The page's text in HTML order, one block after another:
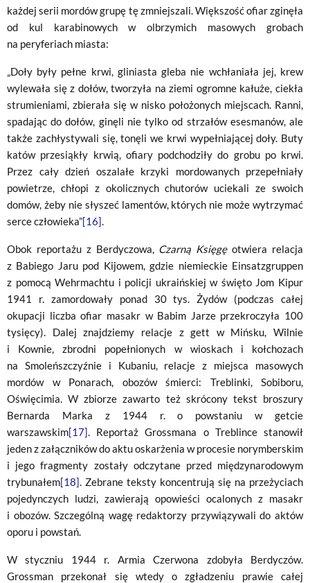
każdej serii mordów grupę tę zmniejszali. Większość ofiar zginęła
od kul karabinowych w olbrzymich masowych grobach
na peryferiach miasta:
„Doły były pełne krwi, gliniasta gleba nie wchłaniała jej, krew
wylewała się z dołów, tworzyła na ziemi ogromne kałuże, ciekła
strumieniami, zbierała się w nisko położonych miejscach. Ranni,
spadając do dołów, ginęli nie tylko od strzałów esesmanów, ale
także zachłystywali się, tonęli we krwi wypełniającej doły. Buty
katów przesiąkły krwią, ofiary podchodziły do grobu po krwi.
Przez cały dzień oszalałe krzyki mordowanych przepełniały
powietrze, chłopi z okolicznych chutorów uciekali ze swoich
domów, żeby nie słyszeć lamentów, których nie może wytrzymać
serce człowieka”[16]
Obok reportażu z Berdyczowa, Czarną Księgęotwiera relacja
z Babiego Jaru pod Kijowem, gdzie niemieckie Einsatzgruppen
z pomocą Wehrmachtu i policji ukraińskiej w święto Jom Kipur
1941 r. zamordowały ponad 30 tys. Żydów (podczas całej
okupacji liczba ofiar masakr w Babim Jarze przekroczyła 100
tysięcy). Dalej znajdziemy relacje z gett w Mińsku, Wilnie
i Kownie, zbrodni popełnionych w wioskach i kołchozach
na Smoleńszczyźnie i Kubaniu, relacje z miejsca masowych
mordów w Ponarach, obozów śmierci: Treblinki, Sobiboru,
Oświęcimia. W zbiorze zawarto też skrócony tekst broszury
Bernarda Marka z 1944 r. o powstaniu w getcie
warszawskim[17] . Reportaż Grossmana o Treblince stanowił
jeden z załączników do aktu oskarżenia w procesie norymberskim
i jego fragmenty zostały odczytane przed międzynarodowym
trybunałem[18] . Zebrane teksty koncentrują się na przeżyciach
pojedynczych ludzi, zawierają opowieści ocalonych z masakr
i obozów. Szczególną wagę redaktorzy przywiązywali do aktów
oporu i powstań.
W styczniu 1944 r. Armia Czerwona zdobyła Berdyczów.
Grossman przekonał się wtedy o zgładzeniu prawie całej